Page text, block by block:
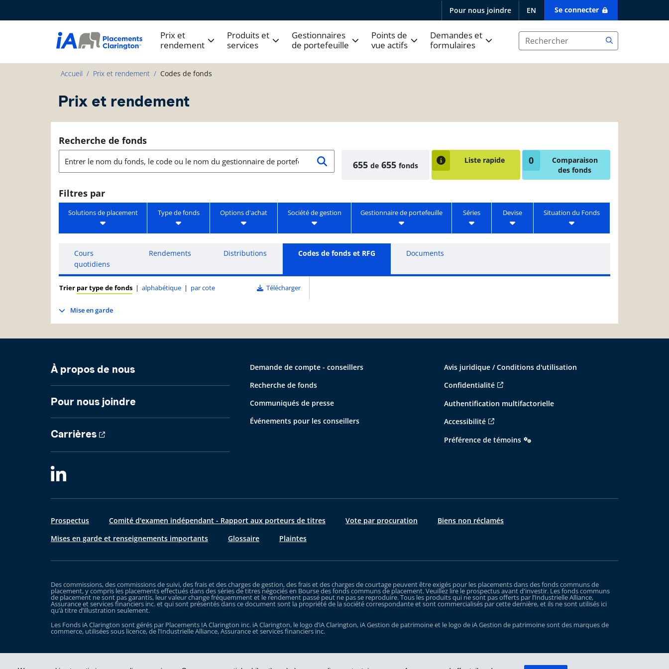
Pour nous joindre EN Se connecter
Prix et
rendement
Produits et
services
Gestionnaires
de portefeuille
Points de
vue actifs
Demandes et
formulaires
Accueil Prix et rendement Codes de fonds
Prix et rendement
Recherche de fonds
655de 655fonds
Liste rapide 0
Comparaison
des fonds
Filtres par
Solutions de placement Type de fonds Options d'achat Société de gestion Gestionnaire de portefeuille Séries Devise Situation du Fonds
Cours
quotidiens
Rendements Distributions Codes de fonds et RFG Documents
Trier par type de fonds | alphabétique | par cote Télécharger
Mise en garde
À propos de nous
Pour nous joindre
Carrières
Demande de compte - conseillers
Recherche de fonds
Communiqués de presse
Événements pour les conseillers
Avis juridique / Conditions d'utilisation
Confidentialité
Authentification multifactorielle
Accessibilité
Préférence de témoins
Prospectus Comité d'examen indépendant - Rapport aux porteurs de titres Vote par procuration
Biens non réclamés
Mises en garde et renseignements importants
Glossaire Plaintes
Des commissions, des commissions de suivi, des frais et des charges de gestion, des frais et des charges de courtage peuvent être exigés pour les placements dans des fonds communs de
placement, y compris les placements effectués dans des séries de titres négociés en Bourse des fonds communs de placement. Veuillez lire le prospectus avant d'investir. Les fonds communs
de placement ne sont pas garantis, leur valeur change fréquemment et le rendement passé peut ne pas se reproduire. Tous les produits qui ne sont pas offerts par l’Industrielle Alliance,
Assurance et services financiers inc. et qui sont présentés dans ce document sont la propriété de la société correspondante et sont commercialisés par cette dernière, et ils ne sont utilisés ici
qu’à titre d’illustration seulement.
Les Fonds iA Clarington sont gérés par Placements IA Clarington inc. iA Clarington, le logo d’iA Clarington, iA Gestion de patrimoine et le logo de iA Gestion de patrimoine sont des marques de
commerce, utilisées sous licence, de l’Industrielle Alliance, Assurance et services financiers inc.
Prendre les devants